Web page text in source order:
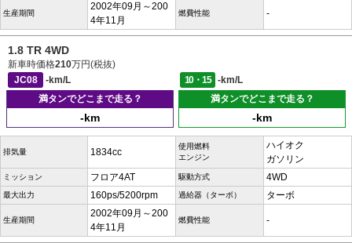
生産期間
2002年09月～200
4年11月
燃費性能 -
1.8 TR 4WD
新車時価格210万円(税抜)
JC08
-km/L 10・15
-km/L
満タンでどこまで走る？
-km
満タンでどこまで走る？
-km
排気量 1834cc
使用燃料
エンジン
ハイオク
ガソリン
ミッション フロア4AT 駆動方式 4WD
最大出力 160ps/5200rpm 過給器（ターボ） ターボ
生産期間
2002年09月～200
4年11月
燃費性能 -